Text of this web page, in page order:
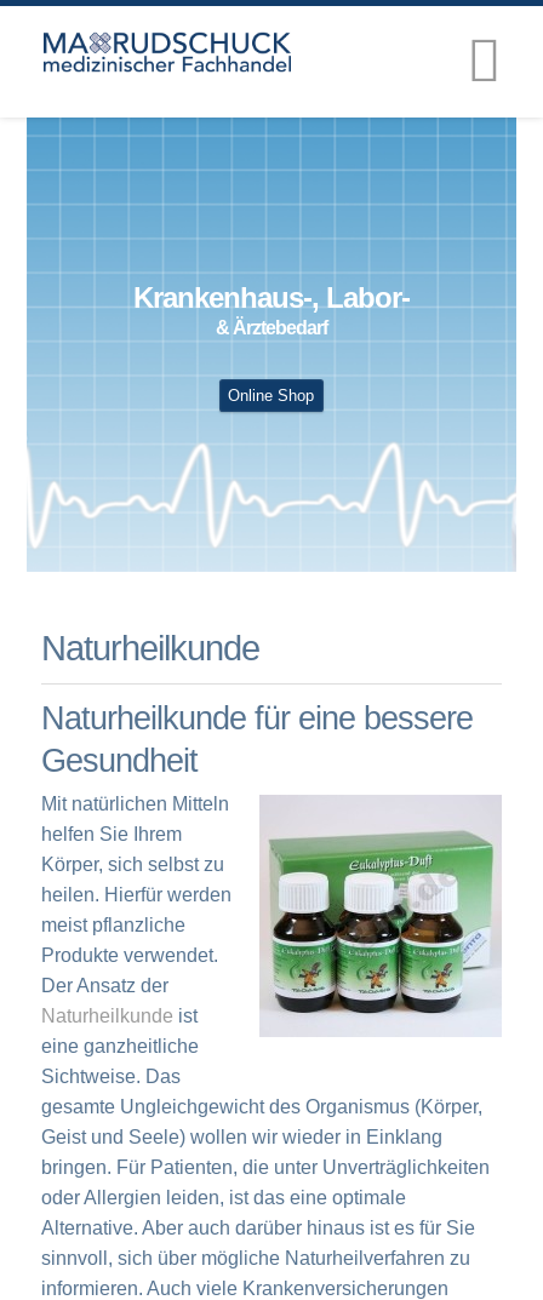
Krankenhaus-, Labor-
& Ärztebedarf
Online Shop
Naturheilkunde
Naturheilkunde für eine bessere
Gesundheit
Mit natürlichen Mitteln
helfen Sie Ihrem
Körper, sich selbst zu
heilen. Hierfür werden
meist pflanzliche
Produkte verwendet.
Der Ansatz der
Naturheilkunde ist
eine ganzheitliche
Sichtweise. Das
gesamte Ungleichgewicht des Organismus (Körper,
Geist und Seele) wollen wir wieder in Einklang
bringen. Für Patienten, die unter Unverträglichkeiten
oder Allergien leiden, ist das eine optimale
Alternative. Aber auch darüber hinaus ist es für Sie
sinnvoll, sich über mögliche Naturheilverfahren zu
informieren. Auch viele Krankenversicherungen